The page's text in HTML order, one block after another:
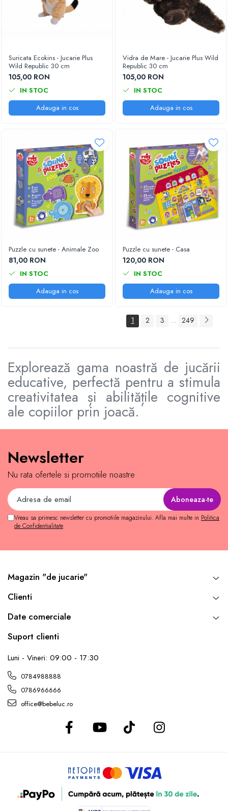
Suricata Ecokins - Jucarie Plus
Wild Republic 30 cm
105,00 RON
IN STOC
Adauga in cos
Vidra de Mare - Jucarie Plus Wild
Republic 30 cm
105,00 RON
IN STOC
Adauga in cos
Puzzle cu sunete - Animale Zoo
81,00 RON
IN STOC
Adauga in cos
Puzzle cu sunete - Casa
120,00 RON
IN STOC
Adauga in cos
1 2 3 ... 249
Explorează gama noastră de jucării
educative, perfectă pentru a stimula
creativitatea și abilitățile cognitive
ale copiilor prin joacă.
Newsletter
Nu rata ofertele si promotiile noastre
Vreau sa primesc newsletter cu promotiile magazinului. Afla mai multe in Politica
de Confidentialitate
Magazin "de jucarie"
Clienti
Date comerciale
Suport clienti
Luni - Vineri: 09:00 - 17:30
0784988888
0786966666
office@bebeluc.ro